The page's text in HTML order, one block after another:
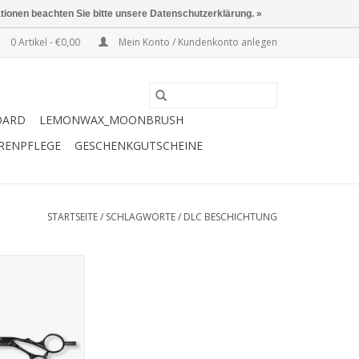
0 Artikel - €0,00 Mein Konto / Kundenkonto anlegen
LEMONWAX_MOONBRUSH
GESCHENKGUTSCHEINE
STARTSEITE/ SCHLAGWORTE/ DLC BESCHICHTUNG
und vor allem
beachten Sie bitte unsere Datenschutzerklärung. »